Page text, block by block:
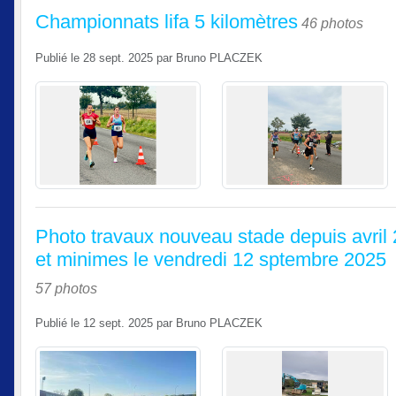
Championnats lifa 5 kilomètres 46 photos
Publié le 28 sept. 2025 par Bruno PLACZEK
Photo travaux nouveau stade depuis
et minimes le vendredi 12 sptembre 2025
57 photos
Publié le 12 sept. 2025 par Bruno PLACZEK